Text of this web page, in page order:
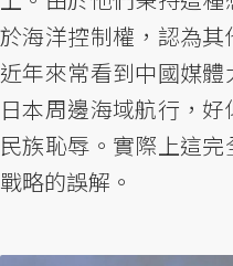
於海洋控制權，認為
近年來常看到中國媒體
日本周邊海域航行，
民族恥辱。實際上這
戰略的誤解。